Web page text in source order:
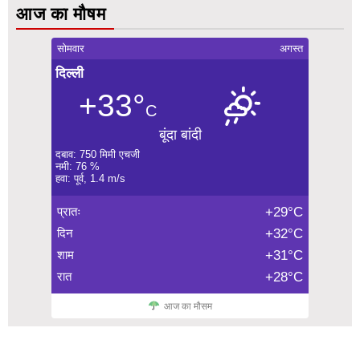
आज का मौषम
सोमवार अगस्त
दिल्ली
+33°C
बूंदा बांदी
दबाव: 750 मिमी एचजी
नमी: 76 %
हवा: पूर्व, 1.4 m/s
प्रातः +29°C
दिन +32°C
शाम +31°C
रात +28°C
आज का मौसम